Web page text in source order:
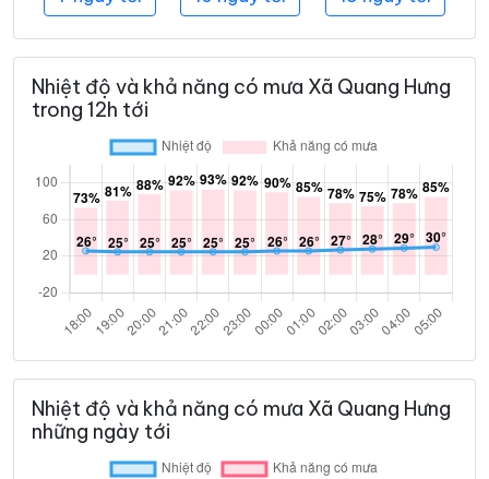
Nhiệt độ và khả năng có mưa Xã Quang Hưng
trong 12h tới
Nhiệt độ và khả năng có mưa Xã Quang Hưng
những ngày tới